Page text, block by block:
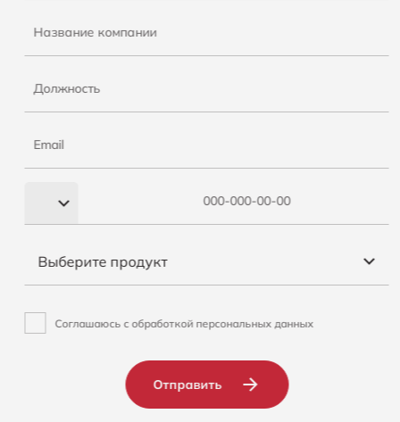
Выберите продукт
Соглашаюсь с обработкой персональных данных
Отправить